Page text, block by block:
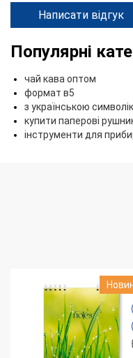
Написати відгук
Популярні
чай кава оптом
формат в5
з українською
купити паперові
інструменти для